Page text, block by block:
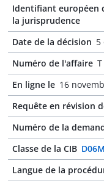
Identifiant européen
la jurisprudence
Date de la décision 5
Numéro de l'affaire
En ligne le 16
Requête en révision
Numéro de la
Classe de la CIB
Langue de la